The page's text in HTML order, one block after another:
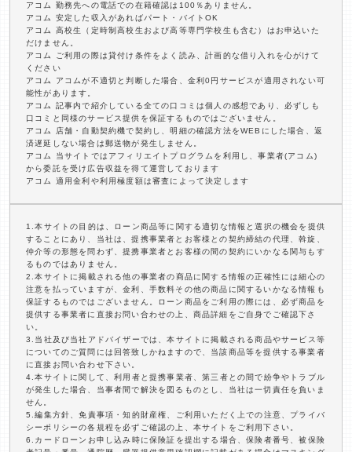
アコム 勤務先への電話での在籍確認は100％ありません。
アコム 安定した収入があればパート・バイトOK
アコム 高校生（定時制高校生および高等専門学校生も含む）はお申込いた
だけません。
アコム ご利用の際は貸付け条件をよく読み、計画的な借り入れを心がけて
ください
アコム アコムが不適切と判断した場合、金利0円サービスが適用されない可
能性があります。
アコム 記事内で紹介している全ての口コミは個人の感想であり、必ずしも
口コミと同様のサービス提供を保証するものではございません。
アコム 店舗・自動契約機で契約し、明細の確認方法をWEBにした場合、返
済遅延しない場合は郵送物が発生しません。
アコム 当サイトではアフィリエイトプログラムを利用し、事業者(アコム)
から委託を受け広告収益を得て運営しております
アコム 適用金利や利用極度額は審査によって決定します
1.本サイトの目的は、ローン商品等に関する適切な情報と選択の機会を提供
することにあり、当社は、提携事業者とお客様との契約締結の代理、斡旋、
仲介等の形態を問わず、提携事業者とお客様の間の契約にいかなる関与もす
るものではありません。
2.本サイトに掲載される他の事業者の商品に関する情報の正確性には細心の
注意を払っていますが、金利、手数料その他の商品に関するいかなる情報も
保証するものではございません。ローン商品をご利用の際には、必ず商品を
提供する事業者に直接お問い合わせの上、商品詳細をご自身でご確認下さ
い。
3.当社及び当社アドバイザーでは、本サイトに掲載される商品やサービス等
についてのご質問には回答致しかねますので、当該商品等を提供する事業者
に直接お問い合わせ下さい。
4.本サイトに関して、利用者と提携事業者、第三者との間で紛争やトラブル
が発生した場合、当事者間で解決を図るものとし、当社は一切責任を負いま
せん。
5.編集方針、免責事項・知的財産権、ご利用いただく上での注意、プライバ
シーポリシーの各規程を必ずご確認の上、本サイトをご利用下さい。
6.カードローンお申し込み時に保険証を提出する場合、保険者番号、被保険